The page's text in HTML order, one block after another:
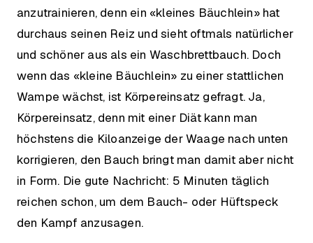
anzutrainieren, denn ein «kleines Bäuchlein» hat
durchaus seinen Reiz und sieht oftmals natürlicher
und schöner aus als ein Waschbrettbauch. Doch
wenn das «kleine Bäuchlein» zu einer stattlichen
Wampe wächst, ist Körpereinsatz gefragt. Ja,
Körpereinsatz, denn mit einer Diät kann man
höchstens die Kiloanzeige der Waage nach unten
korrigieren, den Bauch bringt man damit aber nicht
in Form. Die gute Nachricht: 5 Minuten täglich
reichen schon, um dem Bauch- oder Hüftspeck
den Kampf anzusagen.